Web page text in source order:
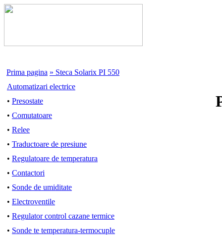
Prima pagina » Steca Solarix PI 550
Automatizari electrice
• Presostate
• Comutatoare
• Relee
• Traductoare de presiune
• Regulatoare de temperatura
• Contactori
• Sonde de umiditate
• Electroventile
• Regulator control cazane termice
• Sonde te temperatura-termocuple